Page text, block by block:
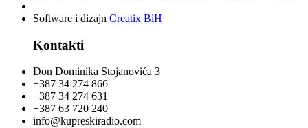
Software i dizajn Creatix BiH
Kontakti
Don Dominika Stojanovića 3
+387 34 274 866
+387 34 274 631
+387 63 720 240
info@kupreskiradio.com